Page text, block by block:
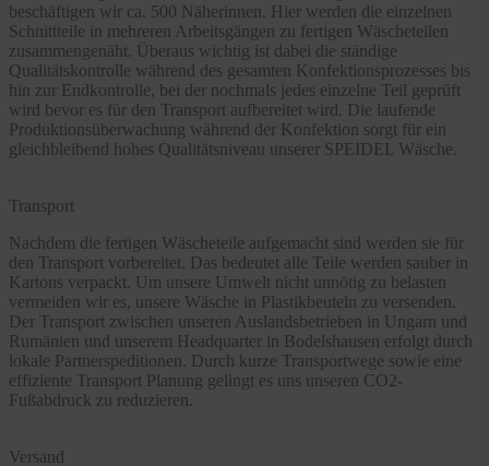
beschäftigen wir ca. 500 Näherinnen. Hier werden die einzelnen
Schnittteile in mehreren Arbeitsgängen zu fertigen Wäscheteilen
zusammengenäht. Überaus wichtig ist dabei die ständige
Qualitätskontrolle während des gesamten Konfektionsprozesses bis
hin zur Endkontrolle, bei der nochmals jedes einzelne Teil geprüft
wird bevor es für den Transport aufbereitet wird. Die laufende
Produktionsüberwachung während der Konfektion sorgt für ein
gleichbleibend hohes Qualitätsniveau unserer SPEIDEL Wäsche.
Transport
Nachdem die fertigen Wäscheteile aufgemacht sind werden sie für
den Transport vorbereitet. Das bedeutet alle Teile werden sauber in
Kartons verpackt. Um unsere Umwelt nicht unnötig zu belasten
vermeiden wir es, unsere Wäsche in Plastikbeuteln zu versenden.
Der Transport zwischen unseren Auslandsbetrieben in Ungarn und
Rumänien und unserem Headquarter in Bodelshausen erfolgt durch
lokale Partnerspeditionen. Durch kurze Transportwege sowie eine
effiziente Transport Planung gelingt es uns unseren CO2-
Fußabdruck zu reduzieren.
Versand